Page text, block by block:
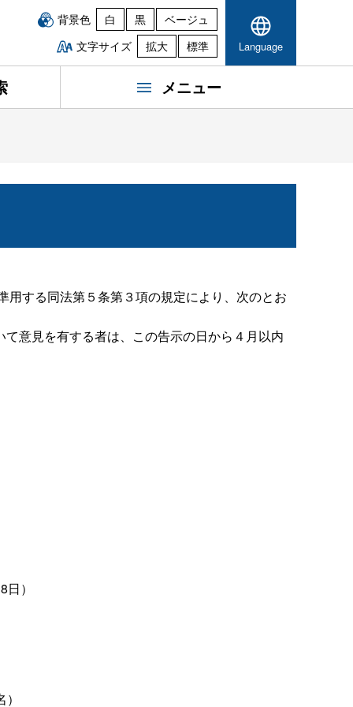
背景色 白 黒
ベージュ
文字サイズ
拡大 標準 Language
メニュー
する同法第５条第３項の規定により、次のとお
意見を有する者は、この告示の日から４月以内
）